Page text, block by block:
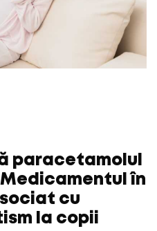
paracetamolul
în
cu
la copii